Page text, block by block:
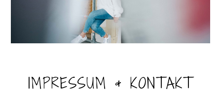
IMPRESSUM & KONTAKT